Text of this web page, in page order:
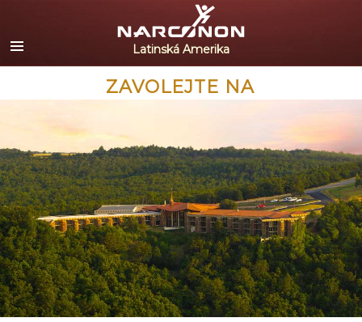
Español
English
Portuguès
Nederlands
Deutsch
Čeština
Všechny oblasti/Jazyky
ZAVOLEJTE NA